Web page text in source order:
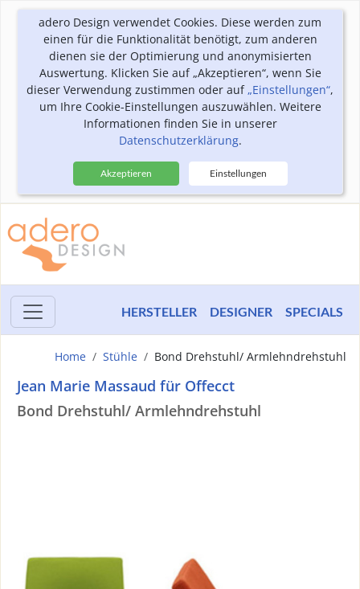
adero Design verwendet Cookies. Diese werden zum
einen für die Funktionalität benötigt, zum anderen
dienen sie der Optimierung und anonymisierten
Auswertung. Klicken Sie auf „Akzeptieren“, wenn Sie
dieser Verwendung zustimmen oder auf„Einstellungen“,
um Ihre Cookie-Einstellungen auszuwählen. Weitere
Informationen finden Sie in unserer
Datenschutzerklärung.
Akzeptieren Einstellungen
HERSTELLER DESIGNER SPECIALS
Home Stühle Bond Drehstuhl/ Armlehndrehstuhl
Jean Marie Massaud für Offecct
Bond Drehstuhl/ Armlehndrehstuhl